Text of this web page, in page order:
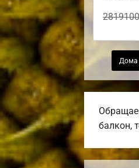
Дома
балкон,